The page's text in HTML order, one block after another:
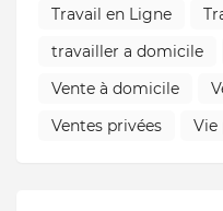
Travail en Ligne
travailler a domicile
Vente à domicile
Ventes privées
Vie